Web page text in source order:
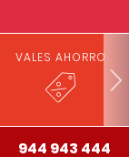
VALES AHORRO
944 943 444